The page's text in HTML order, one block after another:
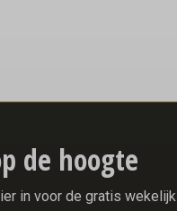
de hoogte
in voor de gratis